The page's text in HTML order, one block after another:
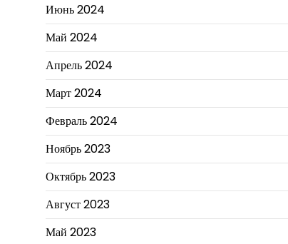
Июнь 2024
Май 2024
Апрель 2024
Март 2024
Февраль 2024
Ноябрь 2023
Октябрь 2023
Август 2023
Май 2023